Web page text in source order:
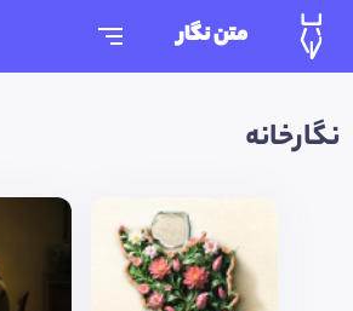
متن نگار
نگارخانه